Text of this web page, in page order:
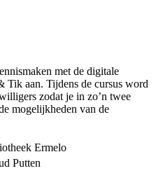
met de digitale
aan. Tijdens de cursus word
zodat je in zo’n twee
mogelijkheden van de
Ermelo
Putten